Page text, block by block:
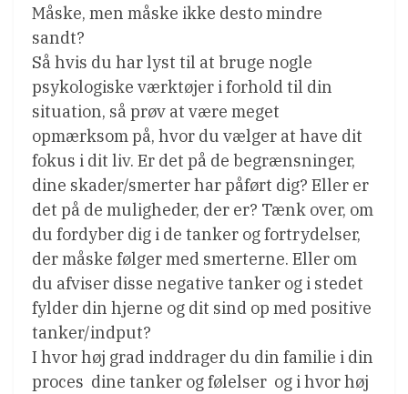
Måske, men måske ikke desto mindre
sandt?
Så hvis du har lyst til at bruge nogle
psykologiske værktøjer i forhold til din
situation, så prøv at være meget
opmærksom på, hvor du vælger at have dit
fokus i dit liv. Er det på de begrænsninger,
dine skader/smerter har påført dig? Eller er
det på de muligheder, der er? Tænk over, om
du fordyber dig i de tanker og fortrydelser,
der måske følger med smerterne. Eller om
du afviser disse negative tanker og i stedet
fylder din hjerne og dit sind op med positive
tanker/indput?
I hvor høj grad inddrager du din familie i din
proces  dine tanker og følelser  og i hvor høj